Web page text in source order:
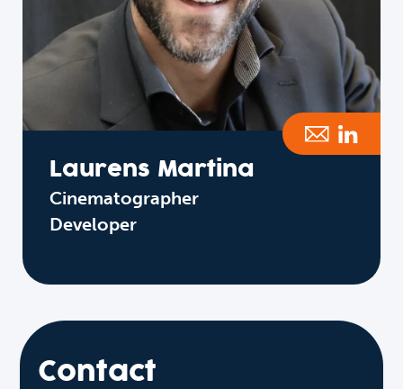
Laurens Martina
Cinematographer
Developer
Contact